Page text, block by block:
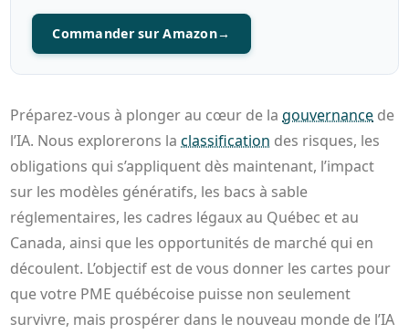
Commander sur Amazon→
Préparez-vous à plonger au cœur de lagouvernance de
l’IA. Nous explorerons laclassification des risques, les
obligations qui s’appliquent dès maintenant, l’impact
sur les modèles génératifs, les bacs à sable
réglementaires, les cadres légaux au Québec et au
Canada, ainsi que les opportunités de marché qui en
découlent. L’objectif est de vous donner les cartes pour
que votre PME québécoise puisse non seulement
survivre, mais prospérer dans le nouveau monde de l’IA